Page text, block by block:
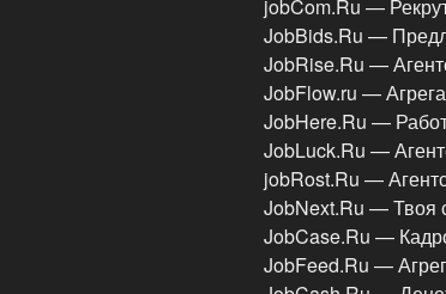
jobCom.Ru —
JobBids.Ru —
JobRise.Ru —
JobFlow.ru —
JobHere.Ru —
JobLuck.Ru —
jobRost.Ru —
JobNext.Ru —
JobCase.Ru —
JobFeed.Ru —